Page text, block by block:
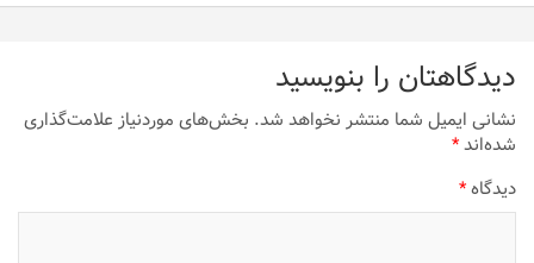
دیدگاهتان را بنویسید
نشانی ایمیل شما منتشر نخواهد شد.بخش‌های موردنیاز علامت‌گذاری
شده‌اند*
دیدگاه*